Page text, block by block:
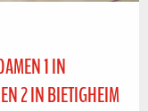
1 IN
2 IN BIETIGHEIM